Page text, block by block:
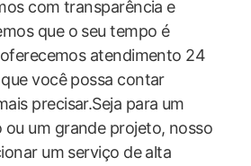
com transparência e
que o seu tempo é
atendimento 24
você possa contar
precisar.Seja para um
um grande projeto, nosso
um serviço de alta